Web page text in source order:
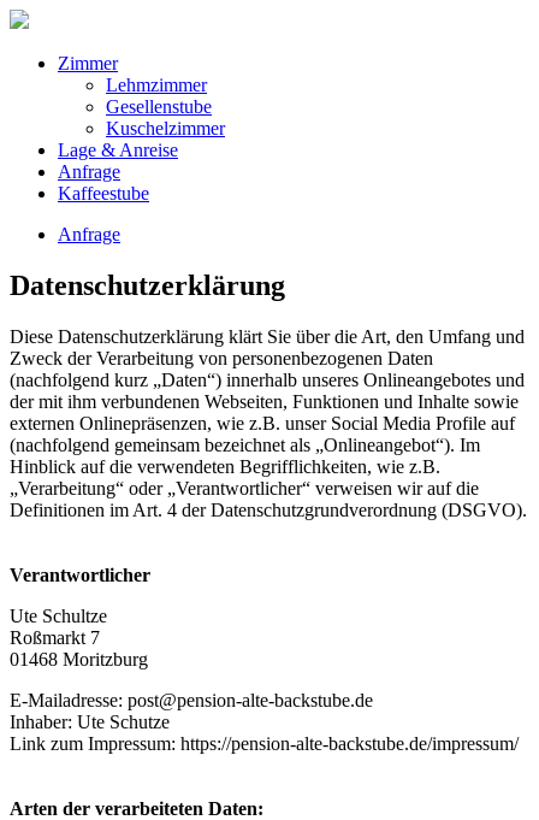
Zimmer
Lehmzimmer
Gesellenstube
Kuschelzimmer
Lage & Anreise
Anfrage
Kaffeestube
Anfrage
Datenschutzerklärung
Diese Datenschutzerklärung klärt Sie über die Art, den Umfang und
Zweck der Verarbeitung von personenbezogenen Daten
(nachfolgend kurz „Daten“) innerhalb unseres Onlineangebotes und
der mit ihm verbundenen Webseiten, Funktionen und Inhalte sowie
externen Onlinepräsenzen, wie z.B. unser Social Media Profile auf
(nachfolgend gemeinsam bezeichnet als „Onlineangebot“). Im
Hinblick auf die verwendeten Begrifflichkeiten, wie z.B.
„Verarbeitung“ oder „Verantwortlicher“ verweisen wir auf die
Definitionen im Art. 4 der Datenschutzgrundverordnung (DSGVO).
Verantwortlicher
Ute Schultze
Roßmarkt 7
01468 Moritzburg
E-Mailadresse: post@pension-alte-backstube.de
Inhaber: Ute Schutze
Link zum Impressum: https://pension-alte-backstube.de/impressum/
Arten der verarbeiteten Daten: